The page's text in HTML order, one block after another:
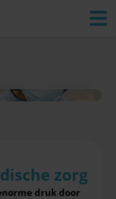
zorg
druk door